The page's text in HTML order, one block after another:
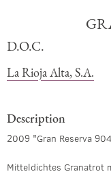
D.O.C.
La Rioja Alta, S.A.
Description
2009 "Gran Reserva
Mitteldichtes Granatrot